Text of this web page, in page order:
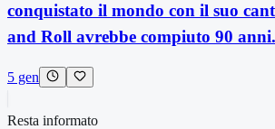
conquistato il mondo con il suo
and Roll avrebbe compiuto 90 anni.
5 gen
Resta informato